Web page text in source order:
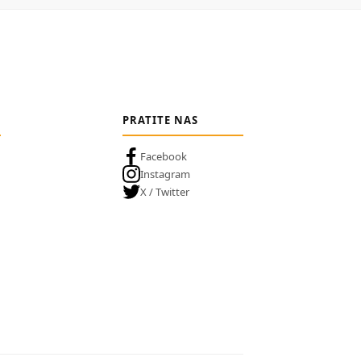
PRATITE NAS
Facebook
Instagram
X / Twitter